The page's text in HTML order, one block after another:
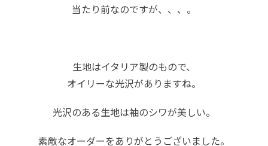
当たり前なのですが、、、。
生地はイタリア製のもので、
オイリーな光沢がありますね。
光沢のある生地は袖のシワが美しい。
素敵なオーダーをありがとうございました。